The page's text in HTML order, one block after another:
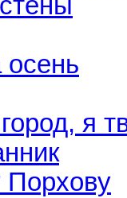
осень
я
Порхову